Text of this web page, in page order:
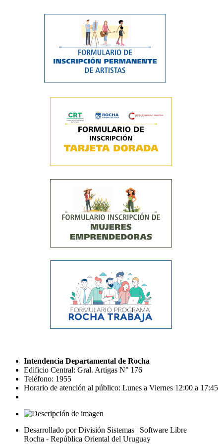
Intendencia Departamental de Rocha
Edificio Central: Gral. Artigas N° 176
Teléfono: 1955
Horario de atención al público: Lunes a Viernes 12:00 a 17:45
Desarrollado por División Sistemas | Software Libre
Rocha - República Oriental del Uruguay